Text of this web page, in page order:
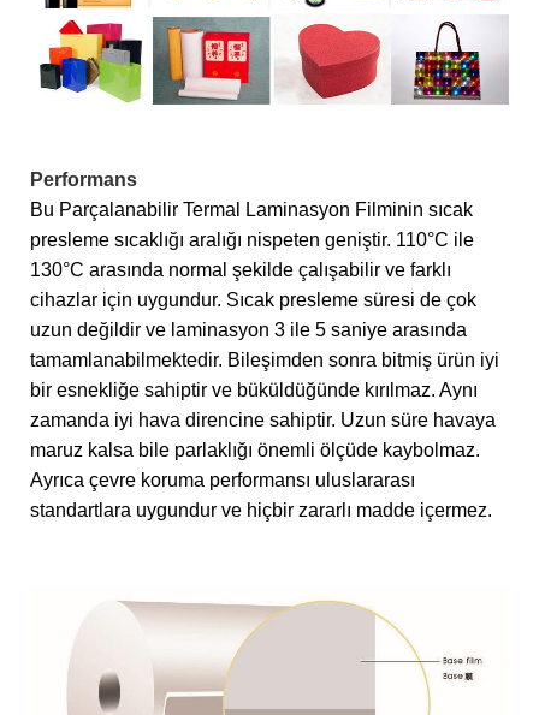
Performans
Bu Parçalanabilir Termal Laminasyon Filminin sıcak
presleme sıcaklığı aralığı nispeten geniştir. 110°C ile
130°C arasında normal şekilde çalışabilir ve farklı
cihazlar için uygundur. Sıcak presleme süresi de çok
uzun değildir ve laminasyon 3 ile 5 saniye arasında
tamamlanabilmektedir. Bileşimden sonra bitmiş ürün iyi
bir esnekliğe sahiptir ve büküldüğünde kırılmaz. Aynı
zamanda iyi hava direncine sahiptir. Uzun süre havaya
maruz kalsa bile parlaklığı önemli ölçüde kaybolmaz.
Ayrıca çevre koruma performansı uluslararası
standartlara uygundur ve hiçbir zararlı madde içermez.